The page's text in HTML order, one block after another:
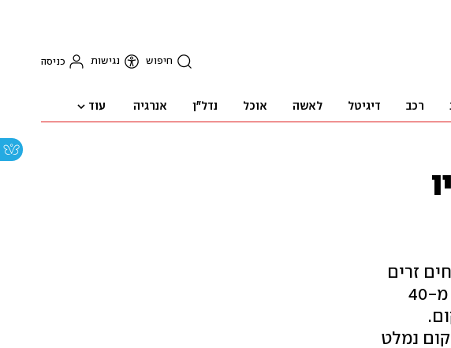
חיפוש נגישות כניסה
רכב דיגיטל לאשה אוכל נדל"ן אנרגיה עוד
זרים
שהגיעו לאזור לטיפולים רפואיים: "לא ניתן היה לזהות חלק מהם". יותר מ-40
נמלט